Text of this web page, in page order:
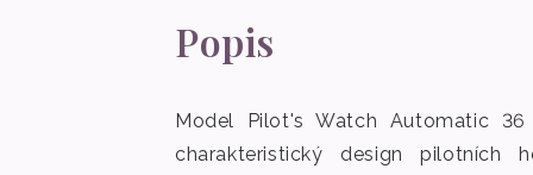
Popis
Model Pilot's Watch Automatic
charakteristický design pilotních